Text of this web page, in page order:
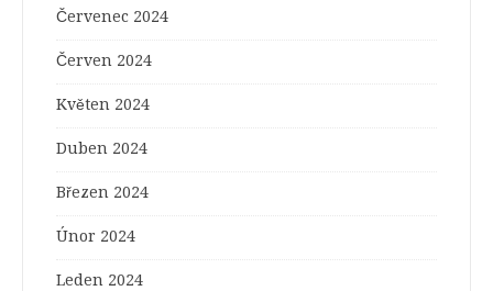
Červenec 2024
Červen 2024
Květen 2024
Duben 2024
Březen 2024
Únor 2024
Leden 2024